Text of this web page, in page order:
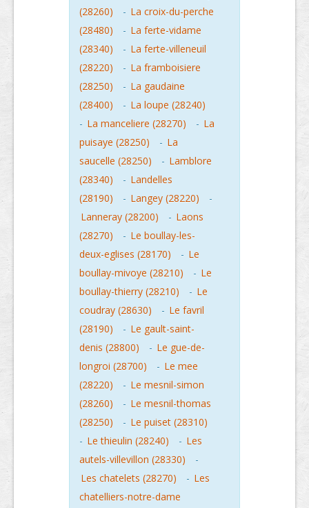
(28260)
- La croix-du-perche
(28480)
- La ferte-vidame
(28340)
- La ferte-villeneuil
(28220)
- La framboisiere
(28250)
- La gaudaine
(28400)
- La loupe (28240)
- La manceliere (28270) - La
puisaye (28250)
- La
saucelle (28250)
- Lamblore
(28340)
- Landelles
(28190)
- Langey (28220)
-
Lanneray (28200)
- Laons
(28270)
- Le boullay-les-
deux-eglises (28170)
- Le
boullay-mivoye (28210)
- Le
boullay-thierry (28210)
- Le
coudray (28630)
- Le favril
(28190)
- Le gault-saint-
denis (28800)
- Le gue-de-
longroi (28700)
- Le mee
(28220)
- Le mesnil-simon
(28260)
- Le mesnil-thomas
(28250)
- Le puiset (28310)
- Le thieulin (28240) - Les
autels-villevillon (28330)
-
Les chatelets (28270)
- Les
chatelliers-notre-dame